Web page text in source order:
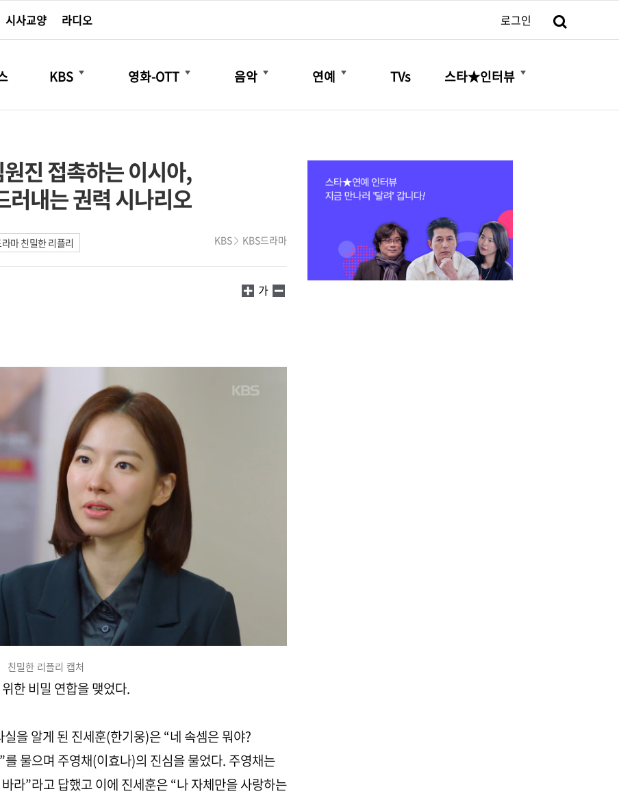
시사교양 라디오 로그인
KBS
더보기
영화-OTT
더보기
음악
더보기
연예
더보기
TVs 스타★인터뷰
더보기
진 접촉하는 이시아,
내는 권력 시나리오
마 친밀한 리플리 KBS KBS드라마
가
친밀한 리플리 캡처
한 비밀 연합을 맺었다.
을 알게 된 진세훈(한기웅)은 “네 속셈은 뭐야?
물으며 주영채(이효나)의 진심을 물었다. 주영채는
라”라고 답했고 이에 진세훈은 “나 자체만을 사랑하는